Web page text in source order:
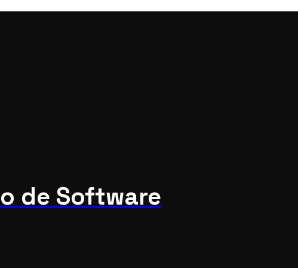
de Software